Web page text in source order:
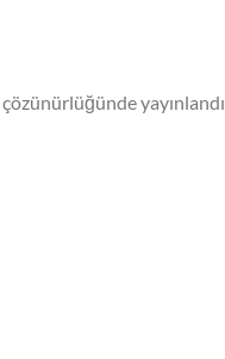
çözünürlüğünde yayınlandı